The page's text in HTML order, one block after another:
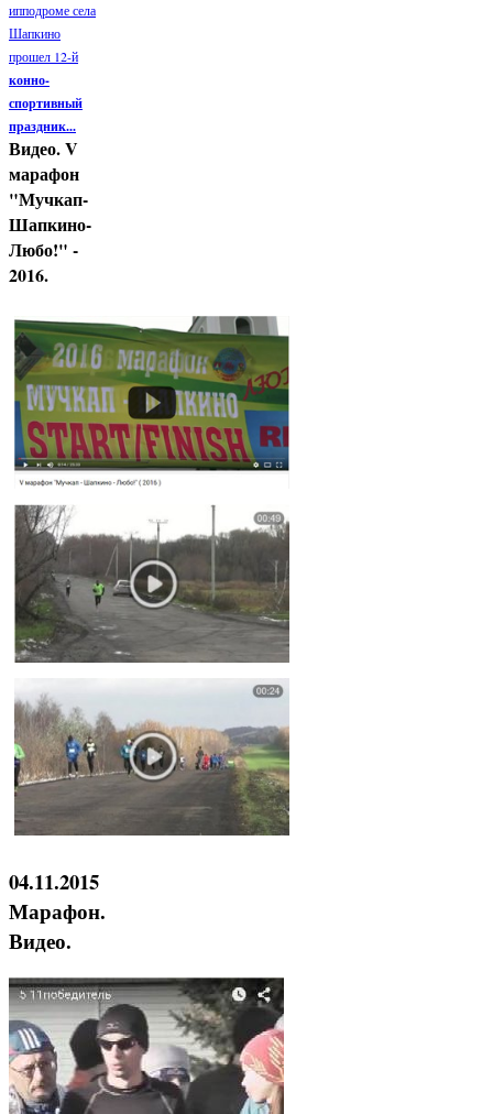
ипподроме села
Шапкино
прошел 12-й
конно-
спортивный
праздник...
Видео. V
марафон
"Мучкап-
Шапкино-
Любо!" -
2016.
04.11.2015
Марафон.
Видео.